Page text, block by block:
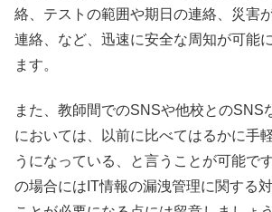
絡、テストの範囲や期日の連絡、災害
連絡、など、迅速に安全な周知が可能
ます。
また、教師間でのSNSや他校とのSNS
においては、以前に比べてはるかに手
うになっている、と言うことが可能で
の場合には IT情報の漏洩管理に関する